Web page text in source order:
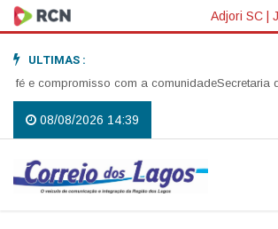
Adjori SC |
ULTIMAS :
compromisso com a comunidadeSecretaria de
08/08/2026 14:39